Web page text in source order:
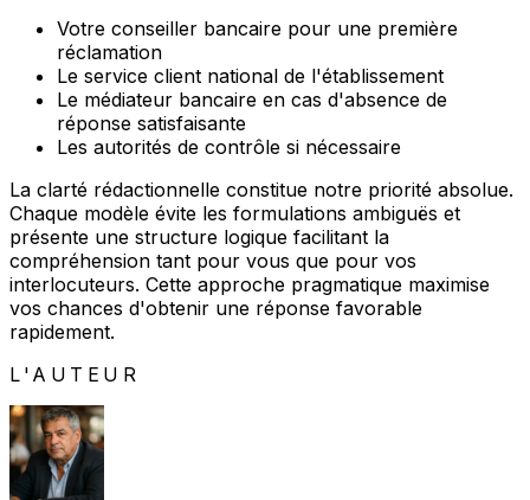
Votre conseiller bancaire pour une première
réclamation
Le service client national de l'établissement
Le médiateur bancaire en cas d'absence de
réponse satisfaisante
Les autorités de contrôle si nécessaire
La clarté rédactionnelle constitue notre priorité absolue.
Chaque modèle évite les formulations ambiguës et
présente une structure logique facilitant la
compréhension tant pour vous que pour vos
interlocuteurs. Cette approche pragmatique maximise
vos chances d'obtenir une réponse favorable
rapidement.
L'AUTEUR